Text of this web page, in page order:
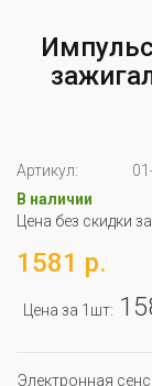
Артикул:
В наличии
Цена без скидки
1581 р.
Цена за 1шт:
Электронная